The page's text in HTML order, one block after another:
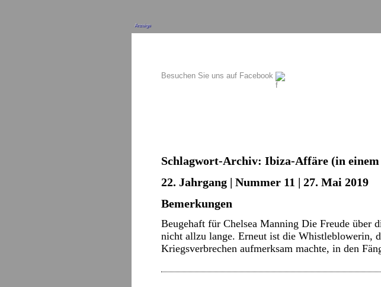
Anzeige
Besuchen Sie uns auf Facebook
Schlagwort-Archiv: Ibiza-Affäre (in
22. Jahrgang | Nummer 11 | 27. Mai 2019
Bemerkungen
Beugehaft für Chelsea Manning Die Freude über
nicht allzu lange. Erneut ist die Whistleblowerin,
Kriegsverbrechen aufmerksam machte, in den